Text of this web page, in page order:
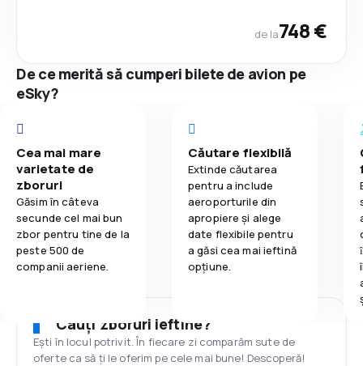
de la748 €
De ce merită să cumperi bilete de avion pe
eSky?
Cea mai mare
varietate de
zboruri
Găsim în câteva
secunde cel mai bun
zbor pentru tine de la
peste 500 de
companii aeriene.
Căutare flexibilă
Extinde căutarea
pentru a include
aeroporturile din
apropiere și alege
date flexibile pentru
a găsi cea mai ieftină
opțiune.
Cauți zboruri ieftine?
Ești în locul potrivit. În fiecare zi comparăm sute de
oferte ca să ți le oferim pe cele mai bune! Descoperă!